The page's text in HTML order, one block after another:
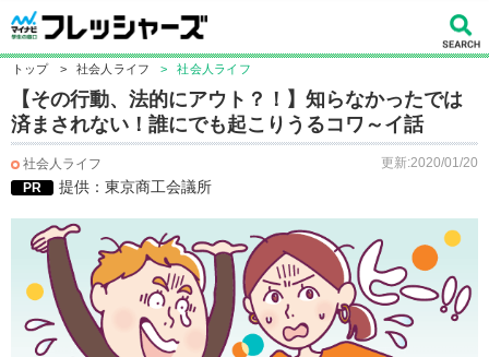
トップ > 社会人ライフ > 社会人ライフ
【その行動、法的にアウト？！】知らなかったでは
済まされない！誰にでも起こりうるコワ～イ話
社会人ライフ
更新:2020/01/20
PR
提供：東京商工会議所